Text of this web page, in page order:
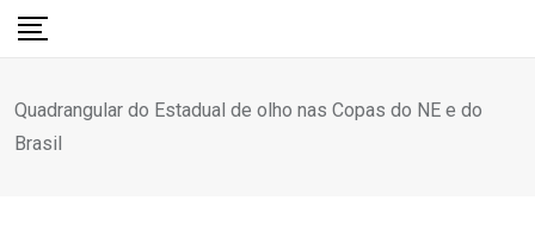
para
conteúdo
Quadrangular do Estadual de olho nas Copas do NE e do
Brasil